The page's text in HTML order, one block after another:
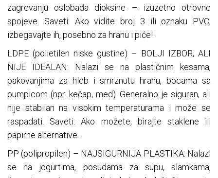
zagrevanju oslobađa dioksine – izuzetno otrovne
spojeve. Saveti: Ako vidite broj 3 ili oznaku PVC,
izbegavajte ih, posebno za hranu i piće!
LDPE (polietilen niske gustine) – BOLJI IZBOR, ALI
NIJE IDEALAN: Nalazi se na plastičnim kesama,
pakovanjima za hleb i smrznutu hranu, bocama sa
pumpicom (npr. kečap, med). Generalno je siguran, ali
nije stabilan na visokim temperaturama i može se
raspadati. Saveti: Ako možete, birajte staklene ili
papirne alternative.
PP (polipropilen) – NAJSIGURNIJA PLASTIKA: Nalazi
se na jogurtima, posudama za supu, slamkama,